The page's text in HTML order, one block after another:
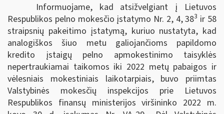
Informuojame, kad atsižvelgiant į Lietuvos
Respublikos pelno mokesčio įstatymo Nr. 2, 4, 383 ir 58
straipsnių pakeitimo įstatymą, kuriuo nustatyta, kad
analogiškos šiuo metu galiojančioms papildomo
kredito įstaigų pelno apmokestinimo taisyklės
nepertraukiamai taikomos iki 2022 metų pabaigos ir
vėlesniais mokestiniais laikotarpiais, buvo priimtas
Valstybinės mokesčių inspekcijos prie Lietuvos
Respublikos finansų ministerijos viršininko 2022 m.